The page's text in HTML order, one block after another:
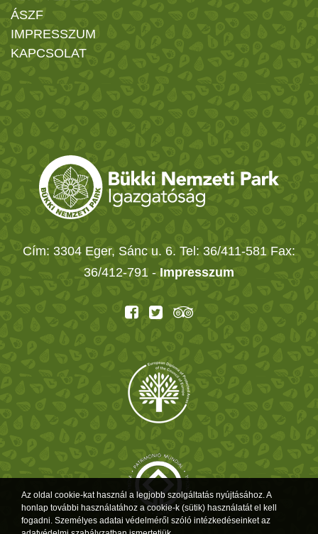
ÁSZF
IMPRESSZUM
KAPCSOLAT
Cím: 3304 Eger, Sánc u. 6. Tel: 36/411-581 Fax:
36/412-791 - Impresszum
Az oldal cookie-kat használ a legjobb szolgáltatás nyújtásához. A
honlap további használatához a cookie-k (sütik) használatát el kell
fogadni. Személyes adatai védelméről szóló intézkedéseinket az